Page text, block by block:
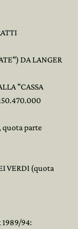
DA LANGER
"CASSA
quota parte
VERDI (quota
1989/94: